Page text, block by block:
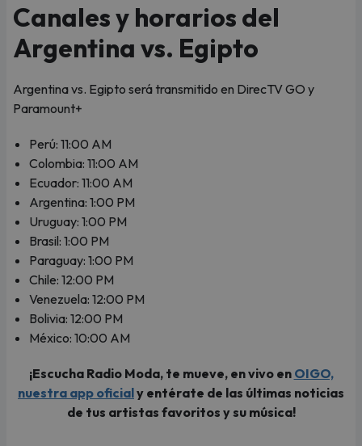
Canales y horarios del
Argentina vs. Egipto
Argentina vs. Egipto será transmitido en DirecTV GO y
Paramount+
Perú: 11:00 AM
Colombia: 11:00 AM
Ecuador: 11:00 AM
Argentina: 1:00 PM
Uruguay: 1:00 PM
Brasil: 1:00 PM
Paraguay: 1:00 PM
Chile: 12:00 PM
Venezuela: 12:00 PM
Bolivia: 12:00 PM
México: 10:00 AM
¡Escucha Radio Moda, te mueve, en vivo en OIGO,
nuestra app oficialy entérate de las últimas noticias
de tus artistas favoritos y su música!